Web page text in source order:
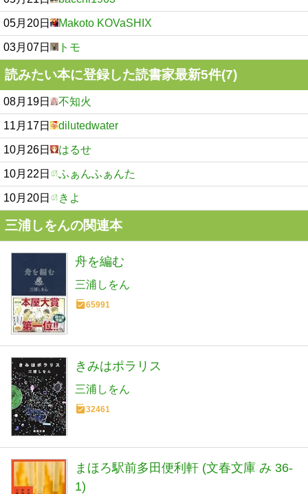
05月20日 Makoto KOVaSHIX
03月07日 トモ
読みたい本に登録した読書家最新5件(7)
08月19日 不知火
11月17日 dilutedwater
10月26日 はるせ
10月22日 ふぁんふぁんた
10月20日 きよ
三浦しをんの関連本
舟を編む
三浦しをん
65991
きみはポラリス
三浦しをん
32461
まほろ駅前多田便利軒 (文春文庫 み 36-
1)